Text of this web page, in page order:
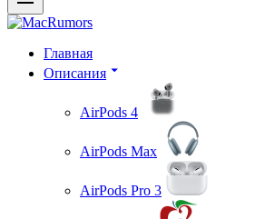
Главная
Описания
AirPods 4
AirPods Max
AirPods Pro 3